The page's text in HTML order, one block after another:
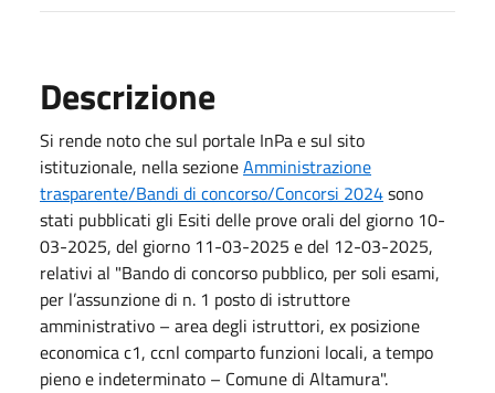
Descrizione
Si rende noto che sul portale InPa e sul sito
istituzionale, nella sezioneAmministrazione
trasparente/Bandi di concorso/Concorsi 2024sono
stati pubblicati gli Esiti delle prove orali del giorno 10-
03-2025, del giorno 11-03-2025 e del 12-03-2025,
relativi al "Bando di concorso pubblico, per soli esami,
per l’assunzione di n. 1 posto di istruttore
amministrativo – area degli istruttori, ex posizione
economica c1, ccnl comparto funzioni locali, a tempo
pieno e indeterminato – Comune di Altamura".